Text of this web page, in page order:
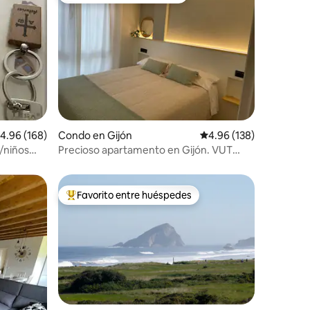
promedio: 4.96 de 5, 168 reseñas
4.96 (168)
niños
Condo en Gijón Calificación promedio:
4.96 (138)
Precioso apartamento en Gijón. VUT
Favorito entre huéspedes preferido
Favorito entre huéspedes